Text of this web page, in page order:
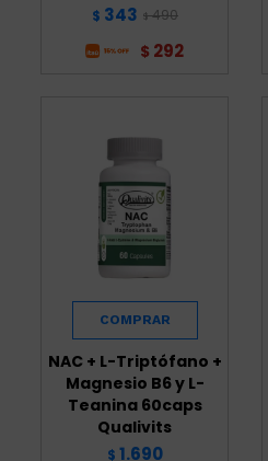
$ 343 $ 490
$ 292
NAC + L-Triptófano +
Magnesio B6 y L-
Teanina 60caps
Qualivits
$ 1.690